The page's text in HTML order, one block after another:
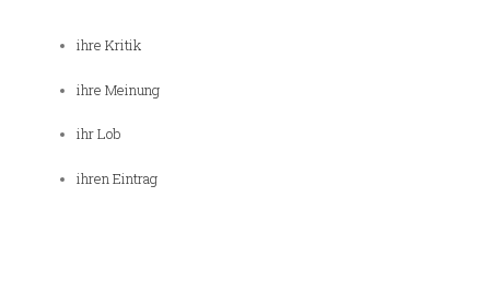
ihre Kritik
ihre Meinung
ihr Lob
ihren Eintrag